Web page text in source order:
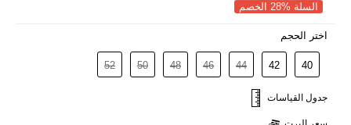
السلة %28 الخصم
اختر الحجم
40
42
44
46
48
50
52
جدول القياسات